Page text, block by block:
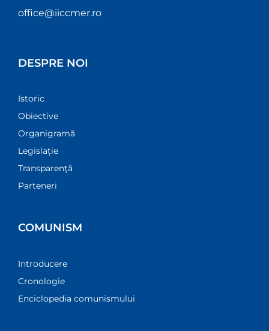
office@iiccmer.ro
DESPRE NOI
Istoric
Obiective
Organigramă
Legislație
Transparenţă
Parteneri
COMUNISM
Introducere
Cronologie
Enciclopedia comunismului